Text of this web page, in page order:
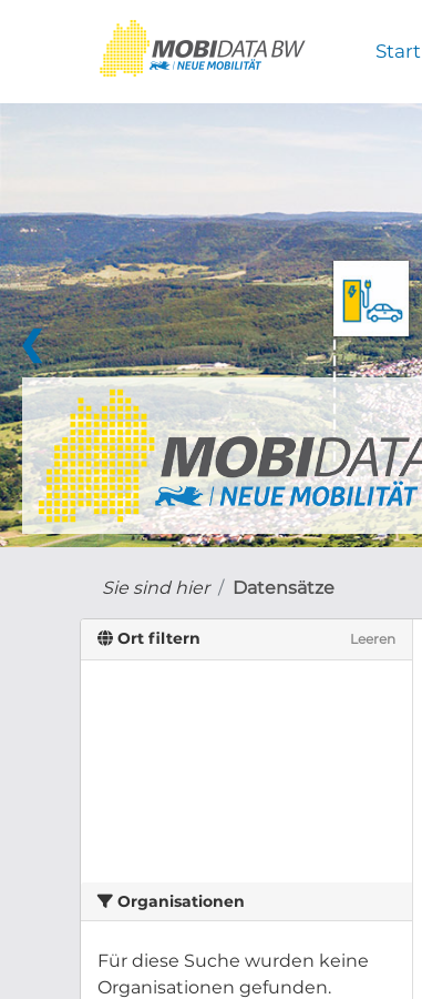
Start
❮
Sie sind hier Datensätze
Ort filtern Leeren
Organisationen
Für diese Suche wurden keine
Organisationen gefunden.